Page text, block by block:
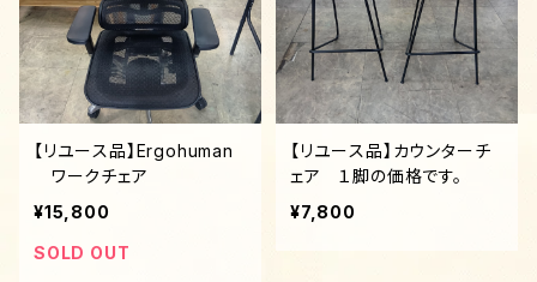
【リユース品】Ergohuman
ワークチェア
¥15,800
SOLD OUT
【リユース品】カウンターチ
ェア １脚の価格です。
¥7,800